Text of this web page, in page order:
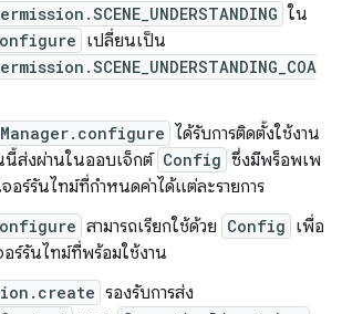
ใน
เปลี่ยนเป็น
ได้รับการติดตั้งใช้งาน
ส่งผ่านในออบเจ็กต์ Config ซึ่งมีพร็อพเพ
อร์รันไทม์ที่กำหนดค่าได้แต่ละรายการ
สามารถเรียกใช้ด้วย Config เพื่อ
ร์รันไทม์ที่พร้อมใช้งาน
รองรับการส่ง